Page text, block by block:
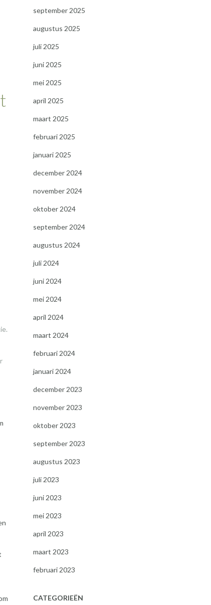
september 2025
augustus 2025
juli 2025
juni 2025
mei 2025
april 2025
maart 2025
februari 2025
januari 2025
december 2024
november 2024
oktober 2024
september 2024
augustus 2024
juli 2024
juni 2024
mei 2024
april 2024
maart 2024
februari 2024
januari 2024
december 2023
november 2023
oktober 2023
september 2023
augustus 2023
juli 2023
juni 2023
mei 2023
april 2023
maart 2023
februari 2023
CATEGORIEËN